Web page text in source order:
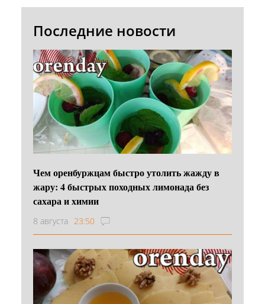
Последние новости
Чем оренбуржцам быстро утолить жажду в
жару: 4 быстрых походных лимонада без
сахара и химии
8 августа 23:50